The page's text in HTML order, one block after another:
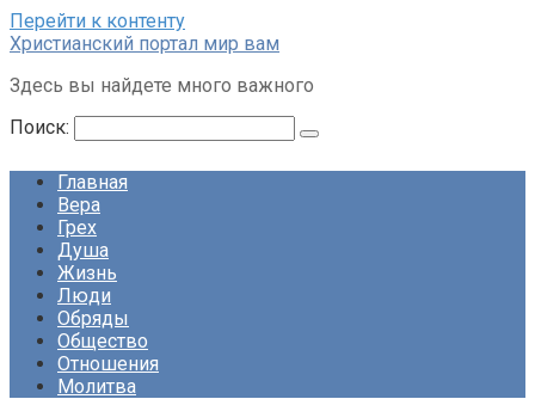
Перейти к контенту
Христианский портал мир вам
Здесь вы найдете много важного
Поиск:
Главная
Вера
Грех
Душа
Жизнь
Люди
Обряды
Общество
Отношения
Молитва